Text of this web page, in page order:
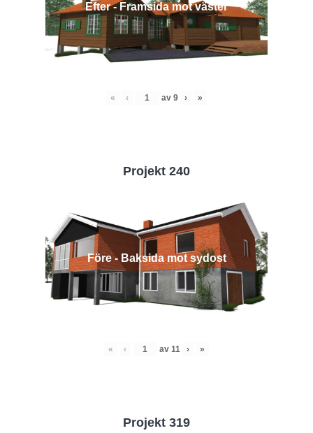
Efter - Framsida mot väster
« ‹ av 9 › »
Projekt 240
Före - Baksida mot sydost
« ‹ av 11 › »
Projekt 319